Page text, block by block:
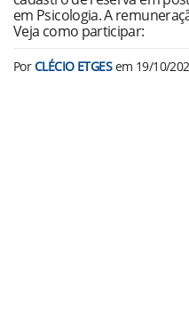
em Psicologia. A
Veja como participar:
PorCLÉCIO ETGESem 19/10/